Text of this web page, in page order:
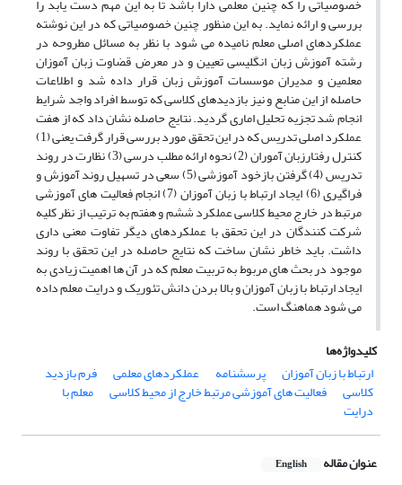
خصوصیاتی را که چنین معلمی دارا باشد تا به این مهم دست یابد را
بررسی و ارائه نماید. به این منظور چنین خصوصیاتی که در این نوشته
عملکردهای اصلی معلم نامیده می شود با نظر به مسائل مطروحه در
رشته آموزش زبان انگلیسی تعیین و در معرض قضاوت زبان آموزان
معلمین و مدیران موسسات آموزش زبان قرار داده شد و اطلاعات
حاصله از این منابع و نیز بازدیدهای کلاسی که توسط افراد واجد شرایط
انجام شد تجزیه تحلیل اماری گردید. نتایج حاصله نشان داد که از هفت
عملکرد اصلی تدریس که در این تحقق مورد بررسی قرار گرفت یعنی (1)
کنترل رفتارزبان آموران (2) نحوه ارائه مطلب درسی (3) نظارت در روند
تدریس (4) گرفتن بازخود آموزشی (5) سعی در تسهیل روند آموزش و
فراگیری (6) ایجاد ارتباط با زبان آموزان (7) انجام فعالیت های آموزشی
مرتبط در خارج محیط کلاسی عملکرد ششم و هفتم به ترتیب از نظر کلیه
شرکت کنندگان در این تحقق با عملکردهای دیگر تفاوت معنی داری
داشت. باید خاطر نشان ساخت که نتایج حاصله در این تحقق با روند
موجود در بحث های مربوط به تربیت معلم که در آن ها اهمیت زیادی به
ایجاد ارتباط با زبان آموزان و بالا بردن دانش تئوریک و درایت معلم داده
می شود هماهنگ است.
کلیدواژه‌ها
ارتباط با زبان آموزان
پرسشنامه عملکردهای معلمی فرم بازدید
کلاسی فعالیت های آموزشی مرتبط خارج از محیط کلاسی معلم با
درایت
عنوان مقاله English